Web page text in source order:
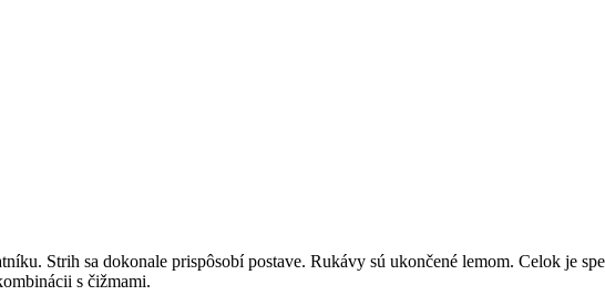
Strih sa dokonale prispôsobí postave. Rukávy sú ukončené lemom. Celok je
s čižmami.